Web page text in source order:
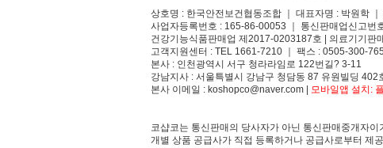
상호명 : 한국안전보건협동조합 ｜ 대표자명 : 박원학
사업자등록번호 : 165-86-00053 ｜ 통신판매업신고번
건강기능식품판매업 제2017-0203187호 | 의료기기
고객지원센터 : TEL 1661-7210 ｜ 팩스 : 0505-300-
본사 : 인천광역시 서구 청라라임로 122번길? 3-11
강남지사 : 서울특별시 강남구 청담동 87 유원빌딩
본사 이메일 : koshopco@naver.com | 모바일앱 설치:
코샵코는 통신판매의 당사자가 아닌 통신판매중개자
개별 상품 공급사가 직접 등록하거나 공급사로부터 제